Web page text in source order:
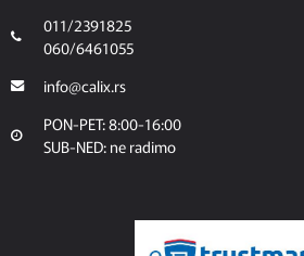
011/2391825
060/6461055
info@calix.rs
PON-PET: 8:00-16:00
SUB-NED: ne radimo